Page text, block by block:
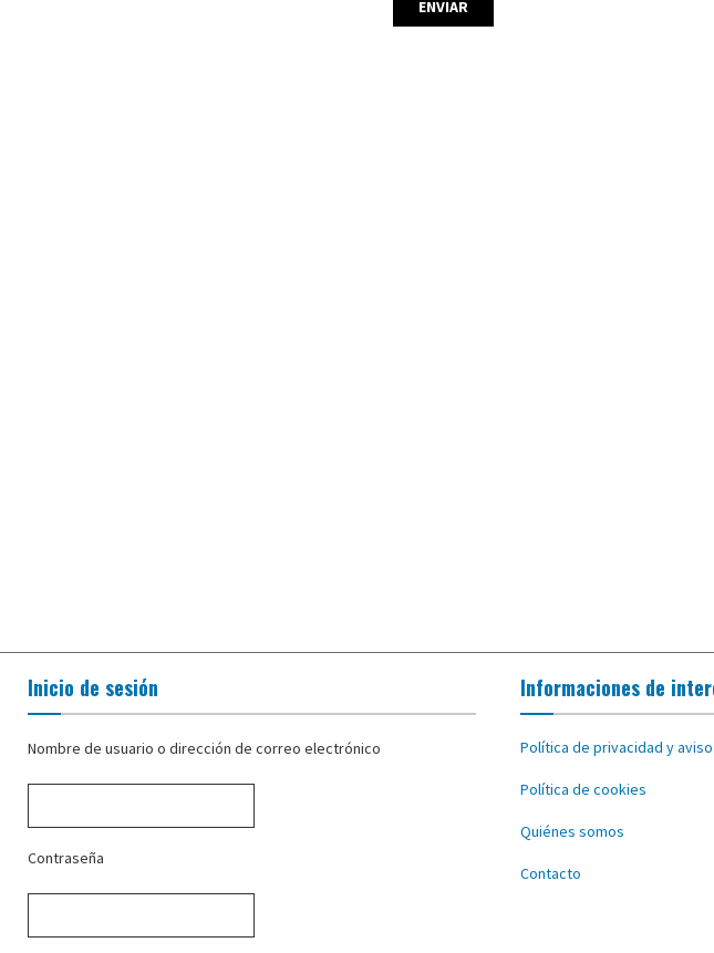
Inicio de sesión
Nombre de usuario o dirección de correo electrónico
Contraseña
Informaciones de
Política de privacidad y
Política de cookies
Quiénes somos
Contacto